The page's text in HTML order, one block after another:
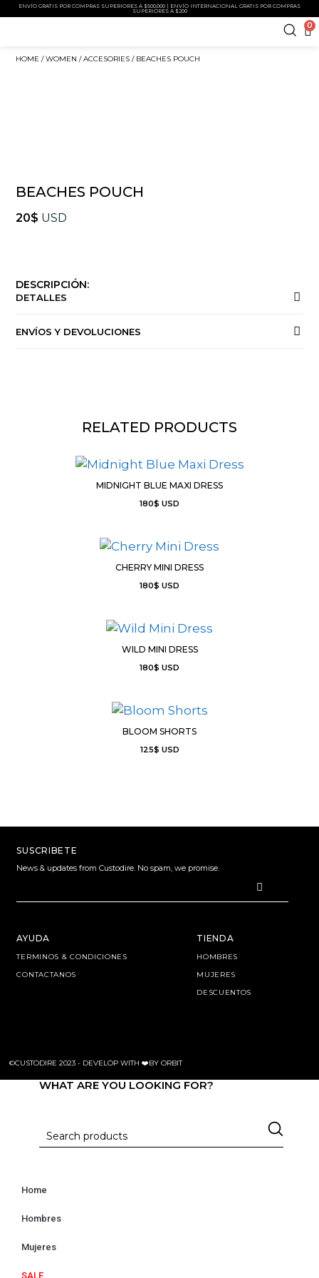
ENVÍO GRATIS POR COMPRAS SUPERIORES A $500,000 | ENVÍO INTERNACIONAL GRATIS POR COMPRAS
SUPERIORES A $200
0
HOME /WOMEN /ACCESORIES / BEACHES POUCH
BEACHES POUCH
20$ USD
DESCRIPCIÓN:
DETALLES
ENVÍOS Y DEVOLUCIONES
RELATED PRODUCTS
MIDNIGHT BLUE MAXI DRESS
180$ USD
CHERRY MINI DRESS
180$ USD
WILD MINI DRESS
180$ USD
BLOOM SHORTS
125$ USD
TIENDA
HOMBRES
MUJERES
DESCUENTOS
AYUDA
TERMINOS & CONDICIONES
CONTACTANOS
SUSCRIBETE
News & updates from Custodire. No spam, we promise.
©CUSTODIRE 2023 - DEVELOP WITH ❤️BY ORBIT
WHAT ARE YOU LOOKING FOR?
Home
Hombres
Mujeres
SALE